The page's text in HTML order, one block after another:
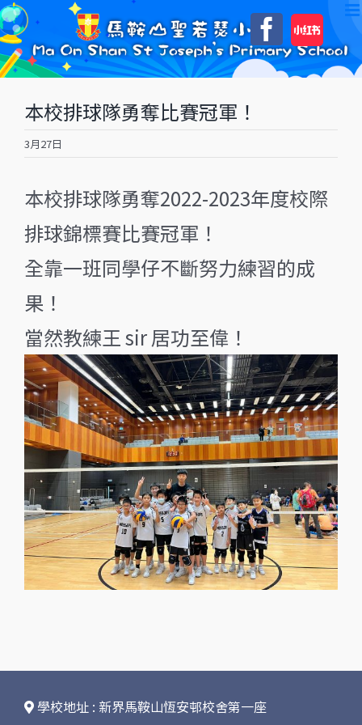
Skip
to
content
自
訂
本校排球隊勇奪比賽冠軍！
3月27日
本校排球隊勇奪2022-2023年度校際
排球錦標賽比賽冠軍！
全靠一班同學仔不斷努力練習的成
果！
當然教練王 sir 居功至偉！
學校地址 : 新界馬鞍山恆安邨校舍第一座